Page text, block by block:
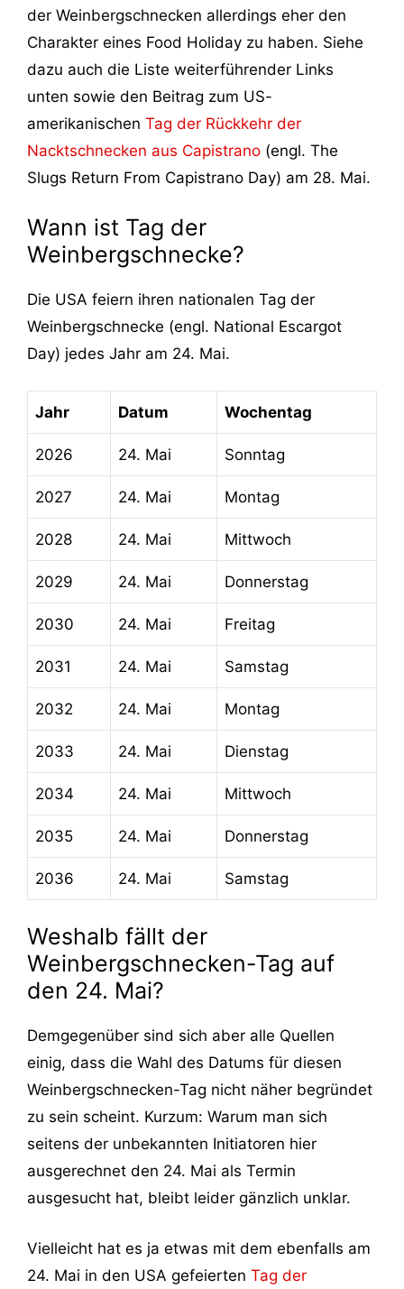
der Weinbergschnecken allerdings eher den
Charakter eines Food Holiday zu haben. Siehe
dazu auch die Liste weiterführender Links
unten sowie den Beitrag zum US-
amerikanischen Tag der Rückkehr der
Nacktschnecken aus Capistrano (engl. The
Slugs Return From Capistrano Day) am 28. Mai.
Wann ist Tag der
Weinbergschnecke?
Die USA feiern ihren nationalen Tag der
Weinbergschnecke (engl. National Escargot
Day) jedes Jahr am 24. Mai.
Jahr Datum Wochentag
2026 24. Mai Sonntag
2027 24. Mai Montag
2028 24. Mai Mittwoch
2029 24. Mai Donnerstag
2030 24. Mai Freitag
2031 24. Mai Samstag
2032 24. Mai Montag
2033 24. Mai Dienstag
2034 24. Mai Mittwoch
2035 24. Mai Donnerstag
2036 24. Mai Samstag
Weshalb fällt der
Weinbergschnecken-Tag auf
den 24. Mai?
Demgegenüber sind sich aber alle Quellen
einig, dass die Wahl des Datums für diesen
Weinbergschnecken-Tag nicht näher begründet
zu sein scheint. Kurzum: Warum man sich
seitens der unbekannten Initiatoren hier
ausgerechnet den 24. Mai als Termin
ausgesucht hat, bleibt leider gänzlich unklar.
Vielleicht hat es ja etwas mit dem ebenfalls am
24. Mai in den USA gefeierten Tag der